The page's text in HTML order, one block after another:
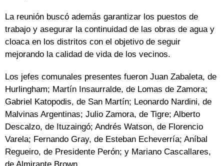
La reunión buscó además garantizar los puestos de
trabajo y asegurar la continuidad de las obras de agua y
cloaca en los distritos con el objetivo de seguir
mejorando la calidad de vida de los vecinos.
Los jefes comunales presentes fueron Juan Zabaleta, de
Hurlingham; Martín Insaurralde, de Lomas de Zamora;
Gabriel Katopodis, de San Martín; Leonardo Nardini, de
Malvinas Argentinas; Julio Zamora, de Tigre; Alberto
Descalzo, de Ituzaingó; Andrés Watson, de Florencio
Varela; Fernando Gray, de Esteban Echeverría; Aníbal
Regueiro, de Presidente Perón; y Mariano Cascallares,